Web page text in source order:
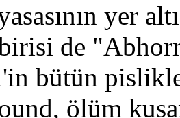
yer
de
bütün
ölüm